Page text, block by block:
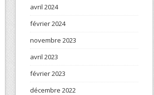
avril 2024
février 2024
novembre 2023
avril 2023
février 2023
décembre 2022